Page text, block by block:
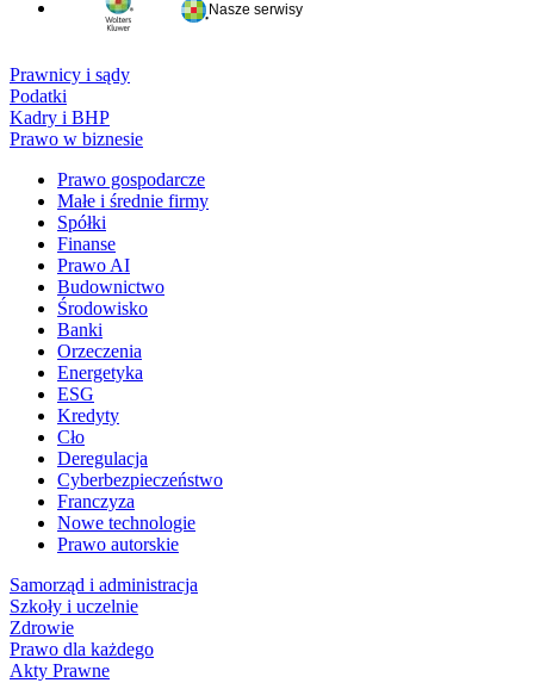
Nasze serwisy
Prawnicy i sądy
Podatki
Kadry i BHP
Prawo w biznesie
Prawo gospodarcze
Małe i średnie firmy
Spółki
Finanse
Prawo AI
Budownictwo
Środowisko
Banki
Orzeczenia
Energetyka
ESG
Kredyty
Cło
Deregulacja
Cyberbezpieczeństwo
Franczyza
Nowe technologie
Prawo autorskie
Samorząd i administracja
Szkoły i uczelnie
Zdrowie
Prawo dla każdego
Akty Prawne